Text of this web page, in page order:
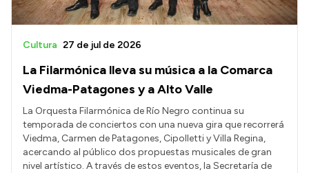
La Filarmónica lleva su música a la Comarca
Viedma-Patagones y a Alto Valle
Cultura 27 de jul de 2026
La Orquesta Filarmónica de Río Negro continua su
temporada de conciertos con una nueva gira que recorrerá
Viedma, Carmen de Patagones, Cipolletti y Villa Regina,
acercando al público dos propuestas musicales de gran
nivel artístico. A través de estos eventos, la Secretaría de